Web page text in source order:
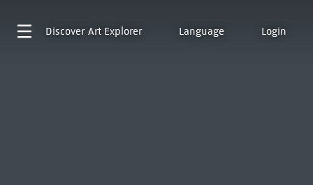
Discover Art Explorer Language Login